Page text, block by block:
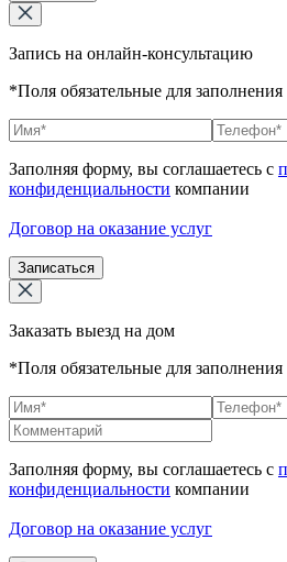
Запись на онлайн-консультацию
*Поля обязательные для заполнения
Заполняя форму, вы соглашаетесь с
конфиденциальности компании
Договор на оказание услуг
Записаться
Заказать выезд на дом
*Поля обязательные для заполнения
Заполняя форму, вы соглашаетесь с
конфиденциальности компании
Договор на оказание услуг